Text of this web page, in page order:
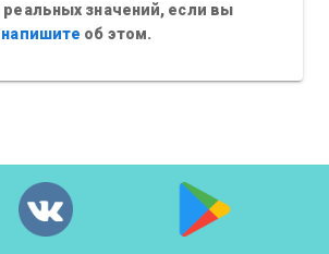
реальных значений, если вы
напишите об этом.